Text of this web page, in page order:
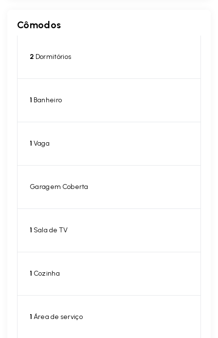
Cômodos
2 Dormitórios
1 Banheiro
1 Vaga
Garagem Coberta
1 Sala de TV
1 Cozinha
1 Área de serviço